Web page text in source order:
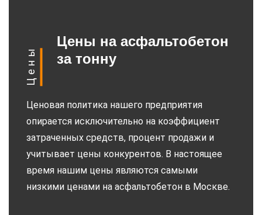
Цены
Цены на асфальтобетон
за тонну
Ценовая политика нашего предприятия
опирается исключительно на коэффициент
затраченных средств, процент продажи и
учитывает цены конкурентов. В настоящее
время нашим цены являются самыми
низкими ценами на асфальтобетон в Москве.